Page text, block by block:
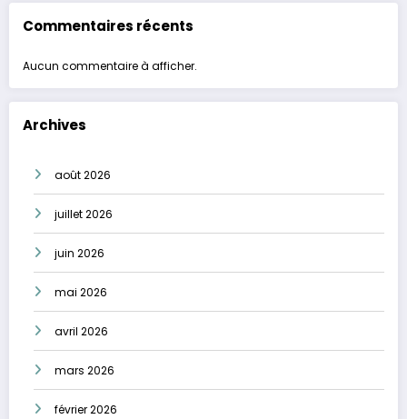
Commentaires récents
Aucun commentaire à afficher.
Archives
août 2026
juillet 2026
juin 2026
mai 2026
avril 2026
mars 2026
février 2026